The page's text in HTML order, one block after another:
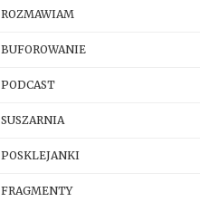
ROZMAWIAM
BUFOROWANIE
PODCAST
SUSZARNIA
POSKLEJANKI
FRAGMENTY